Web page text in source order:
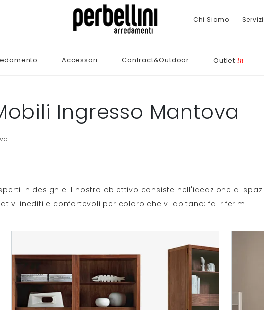
Chi Siamo Servizi
Accessori Contract&Outdoor Outlet in
Ingresso Mantova
in design e il nostro obiettivo consiste nell'ideazione di spazi
inediti e confortevoli per coloro che vi abitano: fai riferim